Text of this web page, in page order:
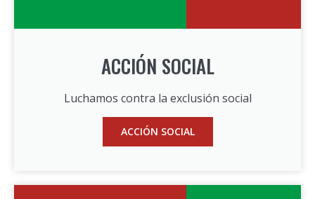
ACCIÓN SOCIAL
Luchamos contra la exclusión social
ACCIÓN SOCIAL